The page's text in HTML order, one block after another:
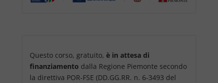
Questo corso, gratuito, è in attesa di
finanziamento dalla Regione Piemonte secondo
la direttiva POR-FSE (DD.GG.RR. n. 6-3493 del